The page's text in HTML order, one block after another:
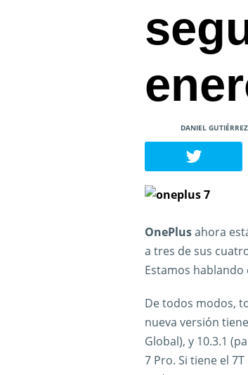
DANIEL GUTIÉRREZ
OnePlusahora
a tres de sus
Estamos hablando
De todos modos,
nueva versión
Global), y 10.3.1
7 Pro. Si tiene el